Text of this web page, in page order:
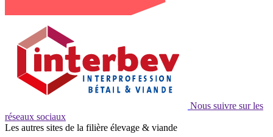
Nous suivre sur les
réseaux sociaux
Les autres sites de la filière élevage & viande